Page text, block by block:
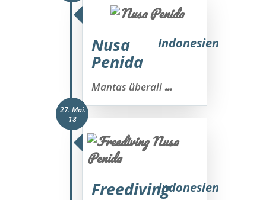
Nusa
Penida
Indonesien
Mantas überall...
27. Mai.
18
FreedivingIndonesien